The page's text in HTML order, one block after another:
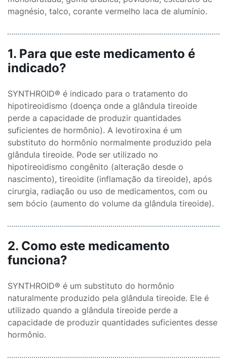
magnésio, talco, corante vermelho laca de alumínio.
1. Para que este medicamento é
indicado?
SYNTHROID® é indicado para o tratamento do
hipotireoidismo (doença onde a glândula tireoide
perde a capacidade de produzir quantidades
suficientes de hormônio). A levotiroxina é um
substituto do hormônio normalmente produzido pela
glândula tireoide. Pode ser utilizado no
hipotireoidismo congênito (alteração desde o
nascimento), tireoidite (inflamação da tireoide), após
cirurgia, radiação ou uso de medicamentos, com ou
sem bócio (aumento do volume da glândula tireoide).
2. Como este medicamento
funciona?
SYNTHROID® é um substituto do hormônio
naturalmente produzido pela glândula tireoide. Ele é
utilizado quando a glândula tireoide perde a
capacidade de produzir quantidades suficientes desse
hormônio.